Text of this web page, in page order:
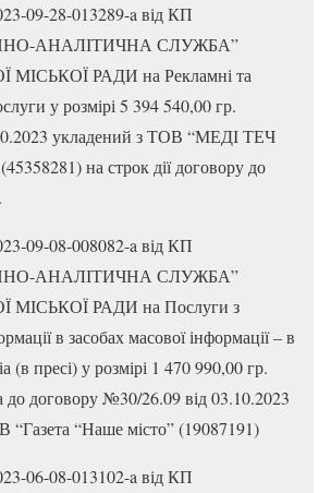
09-28-013289-a від КП
АНАЛІТИЧНА СЛУЖБА”
РАДИ на Рекламні та
у розмірі 5 394 540,00 гр.
укладений з ТОВ “МЕДІ ТЕЧ
на строк дії договору до
09-08-008082-a від КП
АНАЛІТИЧНА СЛУЖБА”
МІСЬКОЇ РАДИ на Послуги з
в засобах масової інформації – в
(в пресі) у розмірі 1 470 990,00 гр.
до договору №30/26.09 від 03.10.2023
“Газета “Наше місто” (19087191)
06-08-013102-a від КП